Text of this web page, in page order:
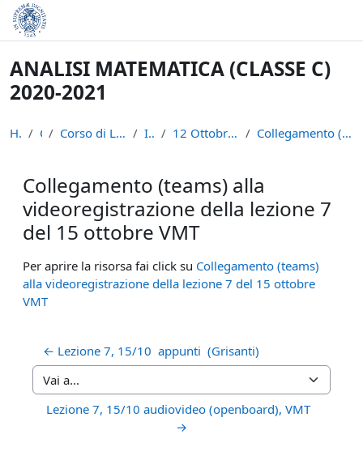
Vai al contenuto principale
ANALISI MATEMATICA (CLASSE C)
2020-2021
Home Corsi Corso di Laurea in Informatica (L-31) INFAN21 12 Ottobre - 17 Ottobre: V settimana Collegamento (teams) alla videoregistrazione della...
Collegamento (teams) alla
videoregistrazione della lezione 7
del 15 ottobre VMT
Aggregazione dei criteri
Per aprire la risorsa fai click su Collegamento (teams)
alla videoregistrazione della lezione 7 del 15 ottobre
VMT
← Lezione 7, 15/10  appunti  (Grisanti)
Vai a...
Lezione 7, 15/10 audiovideo (openboard), VMT
→